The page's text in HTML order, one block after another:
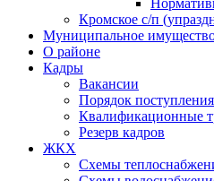
Кромское с/п
Муниципальное
О районе
Кадры
Вакансии
Порядок
Квалификационные
Резерв кадров
ЖКХ
Схемы